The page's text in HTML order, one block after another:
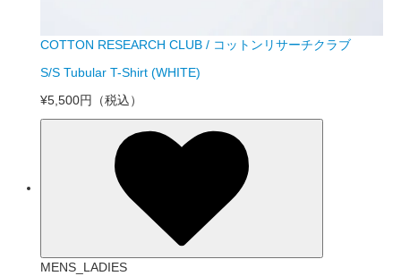
COTTON RESEARCH CLUB / コットンリサーチクラブ
S/S Tubular T-Shirt (WHITE)
¥5,500円
（税込）
MENS_LADIES